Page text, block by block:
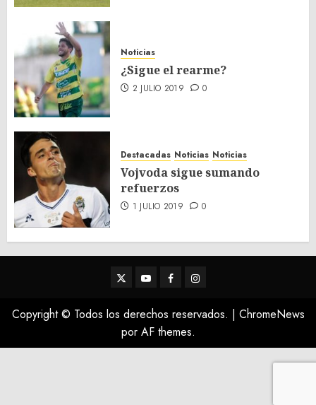
Noticias
¿Sigue el rearme?
2 JULIO 2019 0
Destacadas Noticias Noticias
Vojvoda sigue sumando
refuerzos
1 JULIO 2019 0
TwitterYoutubeFacebookInstagram
Copyright © Todos los derechos reservados. | ChromeNews
por AF themes.